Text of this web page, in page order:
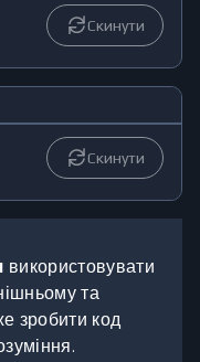
Скинути
Скинути
використовувати
та
зробити код